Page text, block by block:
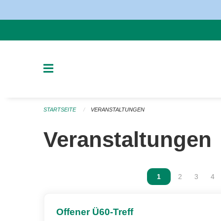
STARTSEITE VERANSTALTUNGEN
Veranstaltungen
Vous êtes sur la
1 Vous êtes
2 Vous
3 4
Offener Ü60-Treff